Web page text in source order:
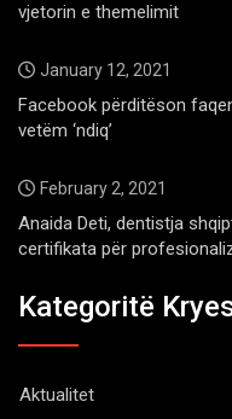
vjetorin e themelimit
January 12, 2021
Facebook përditëson
vetëm ‘ndiq’
February 2, 2021
Anaida Deti, dentistja
certifikata për
Kategoritë
Aktualitet